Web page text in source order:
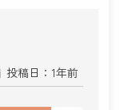
投稿日：1年前